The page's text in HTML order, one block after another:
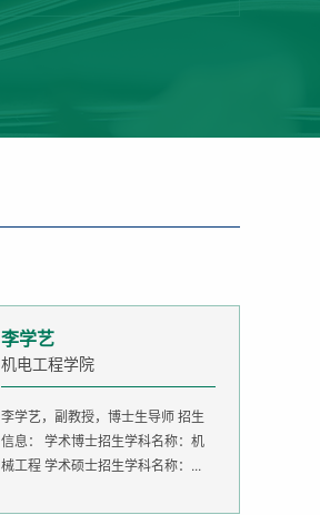
李学艺
机电工程学院
李学艺，副教授，博士生导师 招生
信息： 学术博士招生学科名称：机
械工程 学术硕士招生学科名称：...